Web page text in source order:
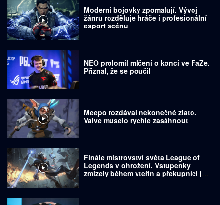
Moderní bojovky zpomalují. Vývoj
žánru rozděluje hráče i profesionální
esport scénu
NEO prolomil mlčení o konci ve FaZe.
Přiznal, že se poučil
Meepo rozdával nekonečné zlato.
Valve muselo rychle zasáhnout
Finále mistrovství světa League of
Legends v ohrožení. Vstupenky
zmizely během vteřin a překupníci je